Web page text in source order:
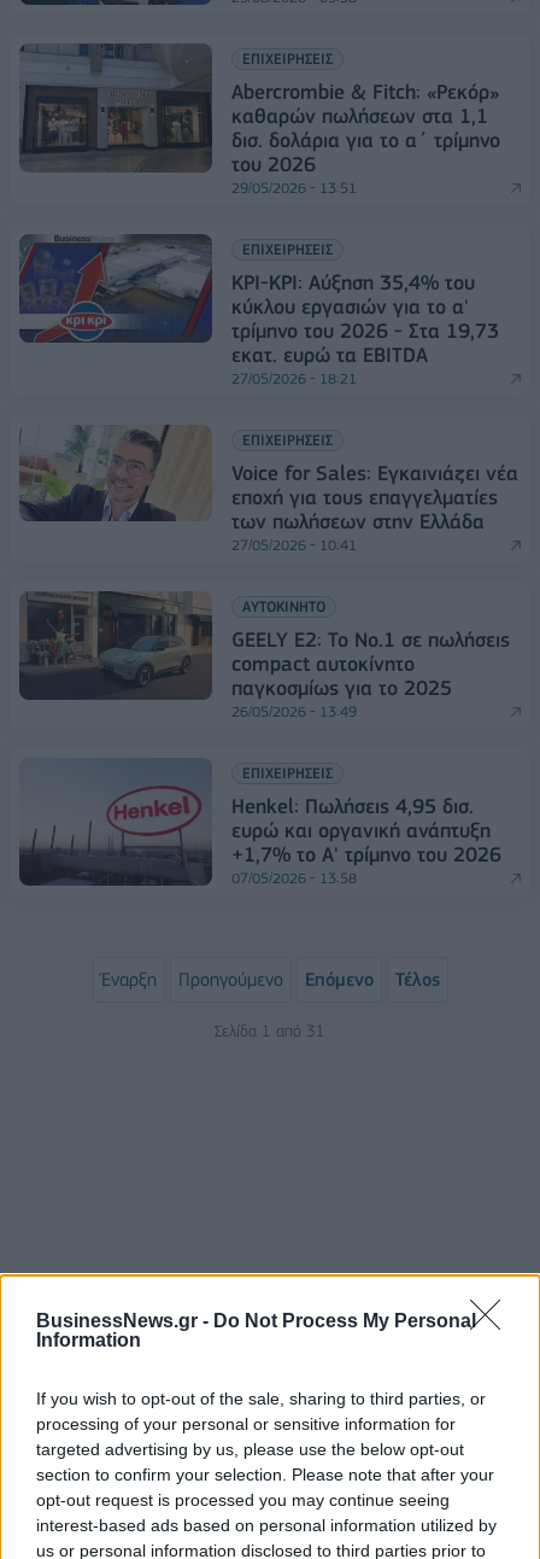
BusinessNews.gr - Do Not Process My Personal
Information
If you wish to opt-out of the sale, sharing to third parties, or
processing of your personal or sensitive information for
targeted advertising by us, please use the below opt-out
section to confirm your selection. Please note that after your
opt-out request is processed you may continue seeing
interest-based ads based on personal information utilized by
us or personal information disclosed to third parties prior to
ΕΠΙΧΕΙΡΗΣΕΙΣ
Abercrombie & Fitch: «Ρεκόρ»
καθαρών πωλήσεων στα 1,1
δισ. δολάρια για το α΄ τρίμηνο
του 2026
29/05/2026 - 13:51
ΕΠΙΧΕΙΡΗΣΕΙΣ
ΚΡΙ-ΚΡΙ: Αύξηση 35,4% του
κύκλου εργασιών για το α'
τρίμηνο του 2026 - Στα 19,73
εκατ. ευρώ τα EBITDA
27/05/2026 - 18:21
ΕΠΙΧΕΙΡΗΣΕΙΣ
Voice for Sales: Εγκαινιάζει νέα
εποχή για τους επαγγελματίες
των πωλήσεων στην Ελλάδα
27/05/2026 - 10:41
ΑΥΤΟΚΙΝΗΤΟ
GEELY E2: Το Νο.1 σε πωλήσεις
compact αυτοκίνητο
παγκοσμίως για το 2025
26/05/2026 - 13:49
ΕΠΙΧΕΙΡΗΣΕΙΣ
Henkel: Πωλήσεις 4,95 δισ.
ευρώ και οργανική ανάπτυξη
+1,7% το Α' τρίμηνο του 2026
07/05/2026 - 13:58
Έναρξη Προηγούμενο Επόμενο Τέλος
Σελίδα 1 από 31
ΡΟΗ ΕΙΔΗΣΕΩΝ
ΥΠΑΑΤ: Επιπλέον 12,5 εκατ. ευρώ στις Περιφέρειες
για την ενίσχυση της βιοασφάλειας
07/08/2026 - 17:02 ΟΙΚΟΝΟΜΙΑ
Deloitte Ελλάδος: Χρηματοοικονομικός σύμβουλος
της ΔΕΗ για την είσοδο στην πολωνική αγορά